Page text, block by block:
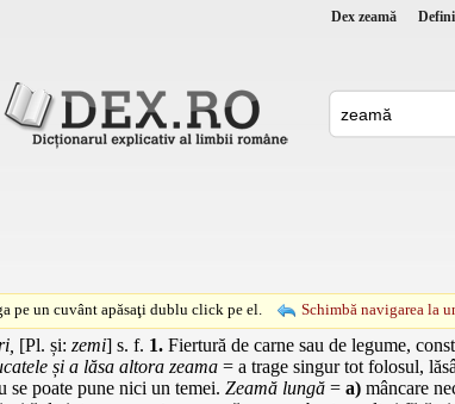
Dex zeamă
pe un cuvânt apăsaţi dublu click pe el. Schimbă navigarea la
[Pl. și: zemi] s. f. 1. Fiertură de carne sau de legume,
și a lăsa altora zeama = a trage singur tot folosul,
se poate pune nici un temei. Zeamă lungă = a) mâncare